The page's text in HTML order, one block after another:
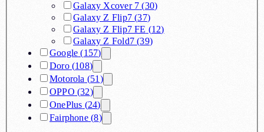
Galaxy Xcover 7 (30)
Galaxy Z Flip7 (37)
Galaxy Z Flip7 FE (12)
Galaxy Z Fold7 (39)
Google (157)
Doro (108)
Motorola (51 )
OPPO (32)
OnePlus (24)
Fairphone (8)